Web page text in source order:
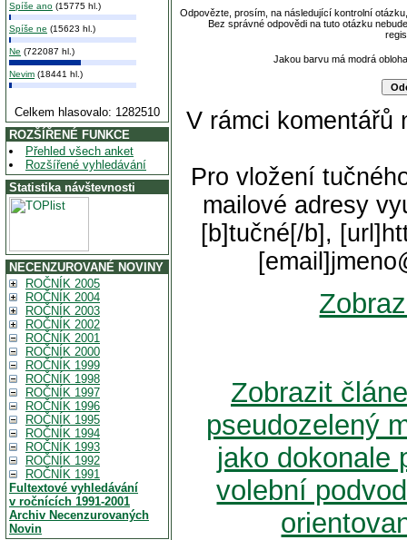
Spíše ano (15775 hl.)
Spíše ne (15623 hl.)
Ne (722087 hl.)
Nevim (18441 hl.)
Celkem hlasovalo: 1282510
ROZŠÍŘENÉ FUNKCE
Přehled všech anket
Rozšířené vyhledávání
Statistika návštevnosti
NECENZUROVANÉ NOVINY
ROČNÍK 2005
ROČNÍK 2004
ROČNÍK 2003
ROČNÍK 2002
ROČNÍK 2001
ROČNÍK 2000
ROČNÍK 1999
ROČNÍK 1998
ROČNÍK 1997
ROČNÍK 1996
ROČNÍK 1995
ROČNÍK 1994
ROČNÍK 1993
ROČNÍK 1992
ROČNÍK 1991
Fultextové vyhledávání
v ročnících 1991-2001
Archiv Necenzurovaných
Novin
Odpovězte, prosím, na následující kontrolní
Bez správné odpovědi na tuto otázku
Jakou barvu má modrá
V rámci komentářů
Pro vložení
mailové adresy
[b]tučné[/b],
Zobrazit
pseudozelený
jako dokonale
volební